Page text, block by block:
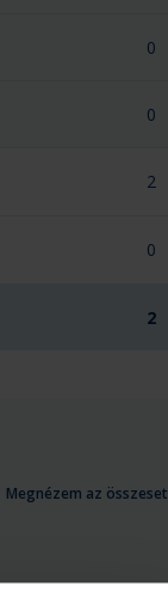
0
0
2
0
2
Megnézem az összeset